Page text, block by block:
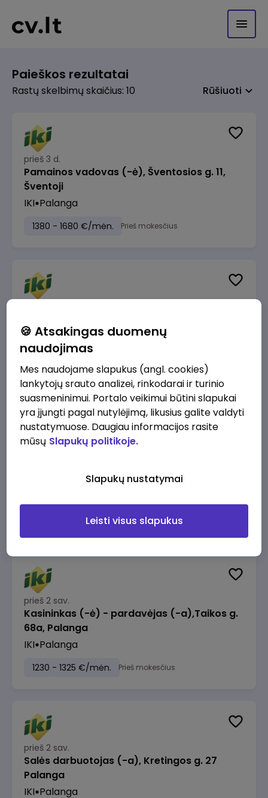
Paieškos rezultatai
Rastų skelbimų skaičius: 10 Rūšiuoti
prieš 3 d.
Pamainos vadovas (-ė), Šventosios g. 11,
Šventoji
IKI Palanga
1380 - 1680 €/mėn. Prieš mokesčius
Palanga
IKI Palanga
1210 - 1305 €/mėn. Prieš mokesčius
1230 - 1325 €/mėn. Prieš mokesčius
prieš 2 sav.
Kasininkas (-ė) - pardavėjas (-a),Taikos g.
68a, Palanga
IKI Palanga
1230 - 1325 €/mėn. Prieš mokesčius
prieš 2 sav.
Salės darbuotojas (-a), Kretingos g. 27
Palanga
IKI Palanga
🍪 Atsakingas duomenų
naudojimas
Mes naudojame slapukus (angl. cookies)
lankytojų srauto analizei, rinkodarai ir turinio
suasmeninimui. Portalo veikimui būtini slapukai
yra įjungti pagal nutylėjimą, likusius galite valdyti
nustatymuose. Daugiau informacijos rasite
mūsų Slapukų politikoje.
Slapukų nustatymai
Leisti visus slapukus